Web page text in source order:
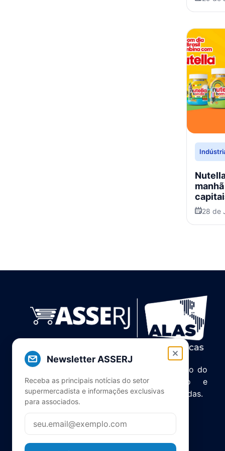
28 de
Newsletter ASSERJ
Receba as principais notícias do setor
supermercadista e informações exclusivas
para associados.
Associação de Supermercados do Estado do
Rio de Janeiro. Unindo, servindo e
representando o setor há mais de 5 décadas.